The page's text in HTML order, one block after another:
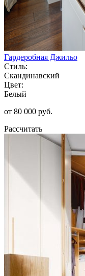
Гардеробная Джильо
Стиль:
Скандинавский
Цвет:
Белый
от 80 000 руб.
Рассчитать